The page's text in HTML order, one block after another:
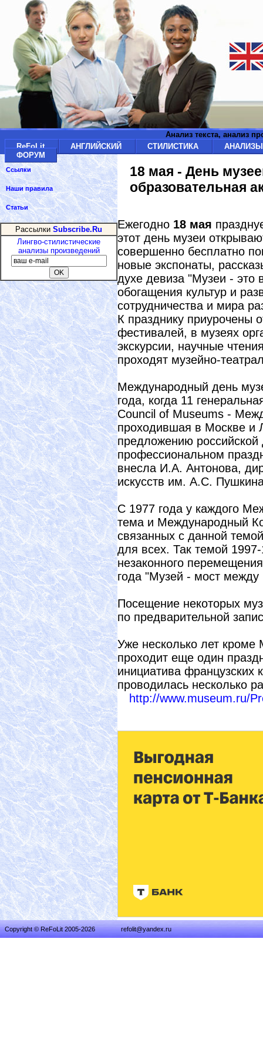
Анализ текста, анализ
ReFoLit
АНГЛИЙСКИЙ СТИЛИСТИКА
ФОРУМ
18 мая - День
образовательная
Ежегодно 18 мая
этот день музеи
совершенно бесплатно
новые экспонаты,
духе девиза "Музеи - это
обогащения культур и
сотрудничества и мира
К празднику приурочены
фестивалей, в музеях
экскурсии, научные
проходят музейно-
Международный день
года, когда 11
Council of Museums -
проходившая в Москве и
предложению
профессиональном
внесла И.А. Антонова,
искусств им. А.С.
С 1977 года у каждого
тема и Международный
связанных с данной
для всех. Так темой
незаконного
года "Музей - мост между
Посещение некоторых
по предварительной
Уже несколько лет
проходит еще один
инициатива французских
проводилась несколько
http://www.museum.ru/
Ссылки
Наши правила
Статьи
Рассылки Subscribe.Ru
Лингво-стилистические
анализы произведений
Copyright © ReFoLit 2005-2026 refolit@yandex.ru